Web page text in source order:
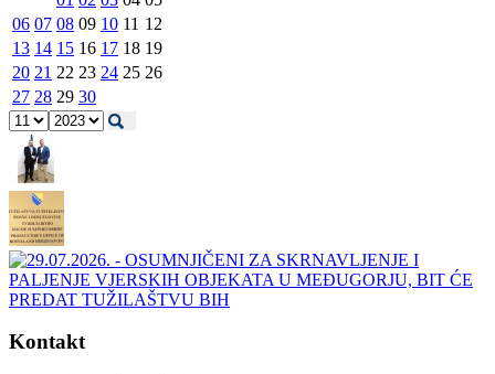
06 07 08 09 10 11 12
13 14 15 16 17 18 19
20 21 22 23 24 25 26
27 28 29 30
Kontakt